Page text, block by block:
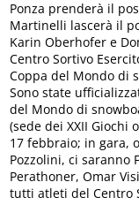
Ponza prenderà il
Martinelli lascerà il
Karin Oberhofer e
Centro Sortivo
Coppa del Mondo di
Sono state
del Mondo di
(sede dei XXII Giochi
17 febbraio; in gara,
Pozzolini, ci saranno
Perathoner, Omar
tutti atleti del Centro